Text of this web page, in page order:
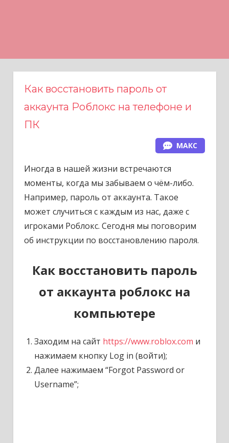
Как восстановить пароль от
аккаунта Роблокс на телефоне и
ПК
МАКС
Иногда в нашей жизни встречаются
моменты, когда мы забываем о чём-либо.
Например, пароль от аккаунта. Такое
может случиться с каждым из нас, даже с
игроками Роблокс. Сегодня мы поговорим
об инструкции по восстановлению пароля.
Как восстановить пароль
от аккаунта роблокс на
компьютере
Заходим на сайт https://www.roblox.com и
нажимаем кнопку Log in (войти);
Далее нажимаем “Forgot Password or
Username”;